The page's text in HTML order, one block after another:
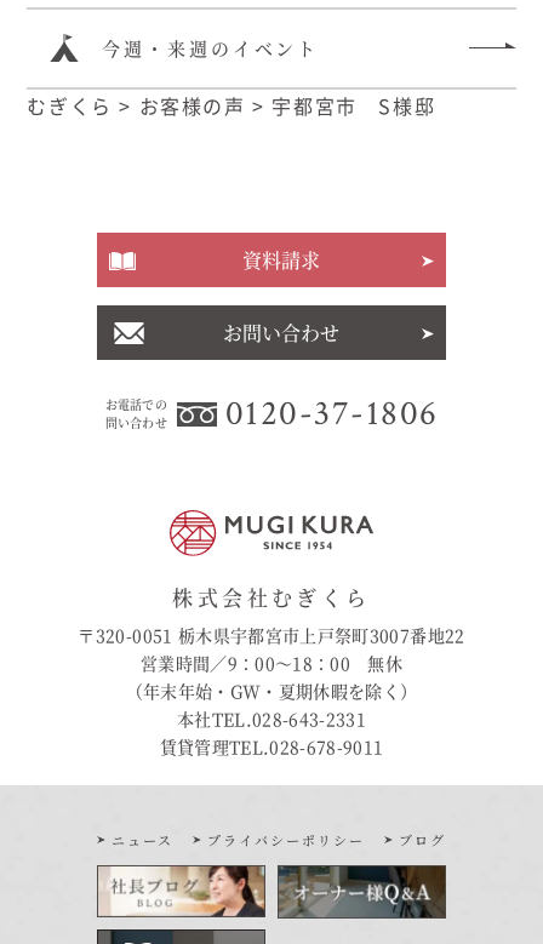
今週・来週のイベント
むぎくら > お客様の声 > 宇都宮市 S様邸
お電話での
問い合わせ
0120-37-1806
資料請求
お問い合わせ
株式会社むぎくら
〒320-0051 栃木県宇都宮市上戸祭町3007番地22
営業時間／9：00〜18：00 無休
（年末年始・GW・夏期休暇を除く）
本社TEL.028-643-2331
賃貸管理TEL.028-678-9011
ニュース プライバシーポリシー ブログ